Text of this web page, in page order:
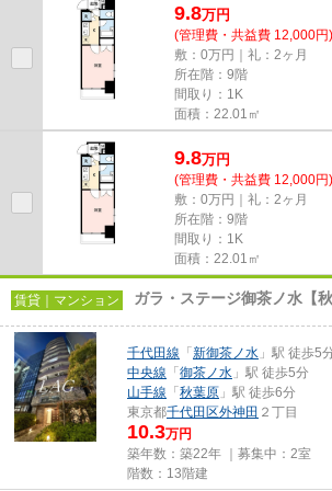
9.8万円
(管理費・共益費 12,000円)
敷：0万円｜礼：2ヶ月
所在階：9階
間取り：1K
面積：22.01㎡
9.8万円
(管理費・共益費 12,000円)
敷：0万円｜礼：2ヶ月
所在階：9階
間取り：1K
面積：22.01㎡
賃貸｜マンション ガラ・ステージ御茶ノ水【秋
千代田線 「 新御茶ノ水 」駅 徒歩5
中央線 「 御茶ノ水 」駅 徒歩5分
山手線 「 秋葉原 」駅 徒歩6分
東京都千代田区外神田 ２丁目
10.3万円
築年数：築22年 ｜募集中： 2室
階数：13階建